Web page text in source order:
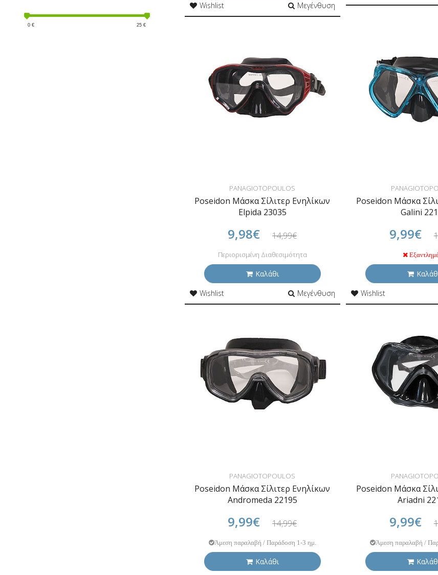
0 € 25 €
Wishlist
Μεγένθυση
PANAGIOTOPOULOS
Poseidon Μάσκα Σίλιτερ Ενηλίκων
Elpida 23035
9,98€ 14,99€
Περιορισμένη Διαθεσιμότητα
Καλάθι
Wishlist
Μεγένθυση
Poseidon Μάσκα
Galini
9,99€
Wishlist
PANAGIOTOPOULOS
Poseidon Μάσκα Σίλιτερ Ενηλίκων
Andromeda 22195
9,99€ 14,99€
Άμεση παραλαβή / Παράδοση 1-3 ημ.
Καλάθι
Poseidon Μάσκα
Ariadni
9,99€
Άμεση παραλαβή /